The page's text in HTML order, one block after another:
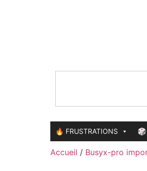
🔥 FRUSTRATIONS 🎲
Accueil / Busyx-pro